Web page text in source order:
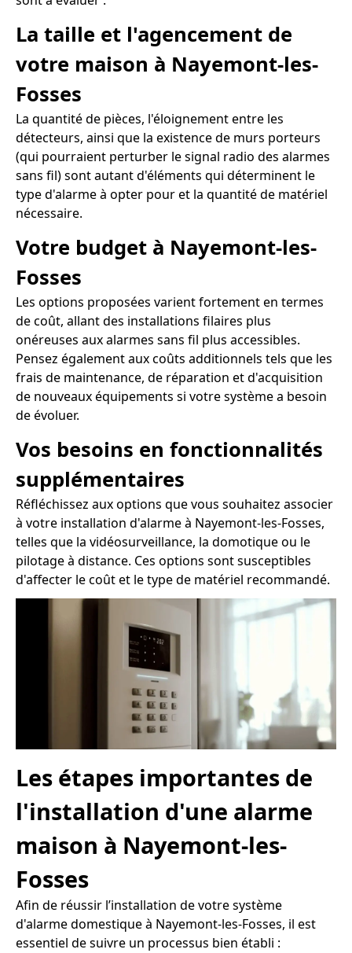
La taille et l'agencement de
votre maison à Nayemont-les-
Fosses
La quantité de pièces, l'éloignement entre les
détecteurs, ainsi que la existence de murs porteurs
(qui pourraient perturber le signal radio des alarmes
sans fil) sont autant d'éléments qui déterminent le
type d'alarme à opter pour et la quantité de matériel
nécessaire.
Votre budget à Nayemont-les-
Fosses
Les options proposées varient fortement en termes
de coût, allant des installations filaires plus
onéreuses aux alarmes sans fil plus accessibles.
Pensez également aux coûts additionnels tels que les
frais de maintenance, de réparation et d'acquisition
de nouveaux équipements si votre système a besoin
de évoluer.
Vos besoins en fonctionnalités
supplémentaires
Réfléchissez aux options que vous souhaitez associer
à votre installation d'alarme à Nayemont-les-Fosses,
telles que la vidéosurveillance, la domotique ou le
pilotage à distance. Ces options sont susceptibles
d'affecter le coût et le type de matériel recommandé.
Les étapes importantes de
l'installation d'une alarme
maison à Nayemont-les-
Fosses
Afin de réussir l’installation de votre système
d'alarme domestique à Nayemont-les-Fosses, il est
essentiel de suivre un processus bien établi :